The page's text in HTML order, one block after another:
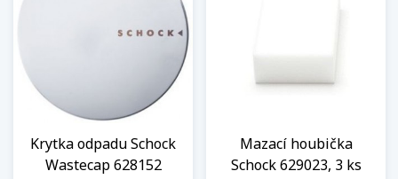
Krytka odpadu Schock
Wastecap 628152
Mazací houbička
Schock 629023, 3 ks